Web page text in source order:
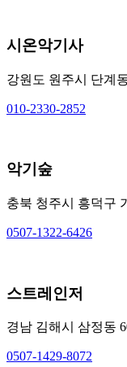
시온악기사
강원도 원주시 단계
010-2330-2852
악기숲
충북 청주시 흥덕구
0507-1322-6426
스트레인저
경남 김해시 삼정동
0507-1429-8072